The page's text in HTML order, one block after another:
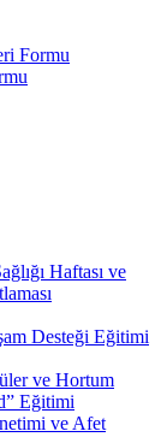
Formu
Haftası ve
Desteği Eğitimi
ve Hortum
Eğitimi
ve Afet